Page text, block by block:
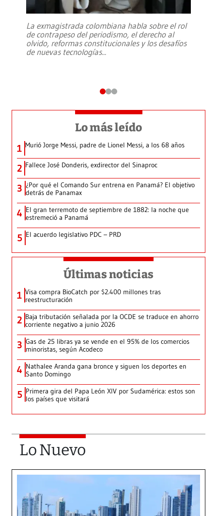
La exmagistrada colombiana habla sobre el rol
de contrapeso del periodismo, el derecho al
olvido, reformas constitucionales y los desafíos
de nuevas tecnologías...
Lo más leído
1 Murió Jorge Messi, padre de Lionel Messi, a los 68 años
2 Fallece José Donderis, exdirector del Sinaproc
3 ¿Por qué el Comando Sur entrena en Panamá? El objetivo
detrás de Panamax
4 El gran terremoto de septiembre de 1882: la noche que
estremeció a Panamá
5 El acuerdo legislativo PDC – PRD
Últimas noticias
1 Visa compra BioCatch por $2.400 millones tras
reestructuración
2 Baja tributación señalada por la OCDE se traduce en ahorro
corriente negativo a junio 2026
3 Gas de 25 libras ya se vende en el 95% de los comercios
minoristas, según Acodeco
4 Nathalee Aranda gana bronce y siguen los deportes en
Santo Domingo
5 Primera gira del Papa León XIV por Sudamérica: estos son
los países que visitará
Lo Nuevo